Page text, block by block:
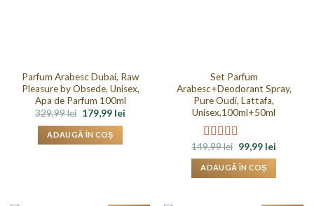
Parfum Arabesc Dubai, Raw
Pleasure by Obsede, Unisex,
Apa de Parfum 100ml
329,99lei Prețul
inițial
a
fost:
179,99 leiPrețul
ADAUGĂ ÎN COȘ
Set Parfum
Arabesc+Deodorant Spray,
Pure Oudi, Lattafa,
Unisex,100ml+50ml
Evaluat la
4.50din 5
149,99lei Prețul
inițial
a
fost:
99,99 leiPrețul
ADAUGĂ ÎN COȘ